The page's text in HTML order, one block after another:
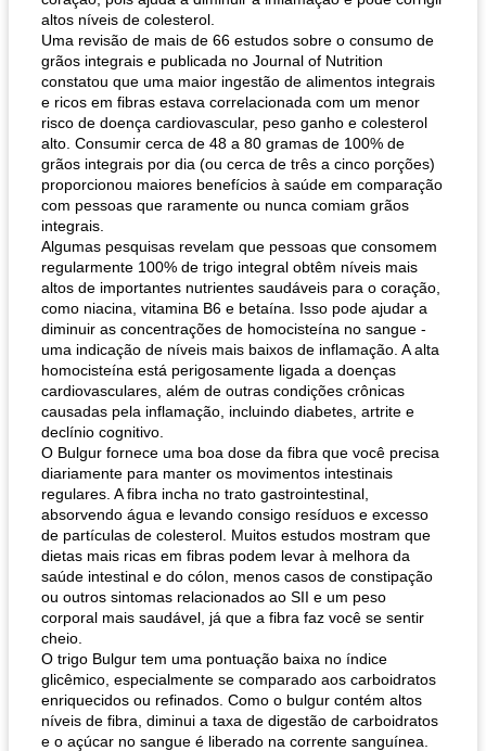
altos níveis de colesterol.
Uma revisão de mais de 66 estudos sobre o consumo de
grãos integrais e publicada no Journal of Nutrition
constatou que uma maior ingestão de alimentos integrais
e ricos em fibras estava correlacionada com um menor
risco de doença cardiovascular, peso ganho e colesterol
alto. Consumir cerca de 48 a 80 gramas de 100% de
grãos integrais por dia (ou cerca de três a cinco porções)
proporcionou maiores benefícios à saúde em comparação
com pessoas que raramente ou nunca comiam grãos
integrais.
Algumas pesquisas revelam que pessoas que consomem
regularmente 100% de trigo integral obtêm níveis mais
altos de importantes nutrientes saudáveis ​​para o coração,
como niacina, vitamina B6 e betaína. Isso pode ajudar a
diminuir as concentrações de homocisteína no sangue -
uma indicação de níveis mais baixos de inflamação. A alta
homocisteína está perigosamente ligada a doenças
cardiovasculares, além de outras condições crônicas
causadas pela inflamação, incluindo diabetes, artrite e
declínio cognitivo.
O Bulgur fornece uma boa dose da fibra que você precisa
diariamente para manter os movimentos intestinais
regulares. A fibra incha no trato gastrointestinal,
absorvendo água e levando consigo resíduos e excesso
de partículas de colesterol. Muitos estudos mostram que
dietas mais ricas em fibras podem levar à melhora da
saúde intestinal e do cólon, menos casos de constipação
ou outros sintomas relacionados ao SII e um peso
corporal mais saudável, já que a fibra faz você se sentir
cheio.
O trigo Bulgur tem uma pontuação baixa no índice
glicêmico, especialmente se comparado aos carboidratos
enriquecidos ou refinados. Como o bulgur contém altos
níveis de fibra, diminui a taxa de digestão de carboidratos
e o açúcar no sangue é liberado na corrente sanguínea.